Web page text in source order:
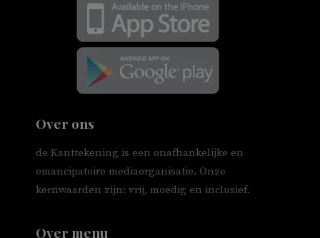
Over ons
de Kanttekening is een onafhankelijke en
emancipatoire mediaorganisatie. Onze
kernwaarden zijn: vrij, moedig en inclusief.
Over menu